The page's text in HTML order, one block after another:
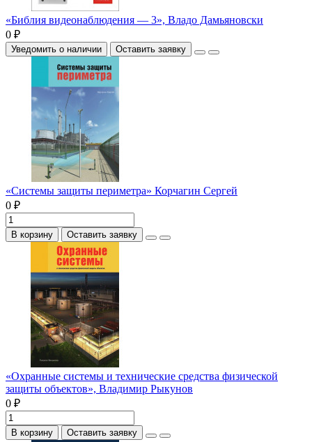
«Библия видеонаблюдения — 3», Владо Дамьяновски
0 ₽
Уведомить о наличии Оставить заявку
«Системы защиты периметра» Корчагин Сергей
0 ₽
В корзину Оставить заявку
«Охранные системы и технические средства физической
защиты объектов», Владимир Рыкунов
0 ₽
В корзину Оставить заявку